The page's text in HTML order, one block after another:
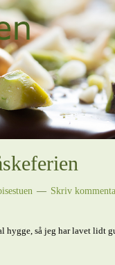
Skriv
hygge, så jeg har lavet lidt